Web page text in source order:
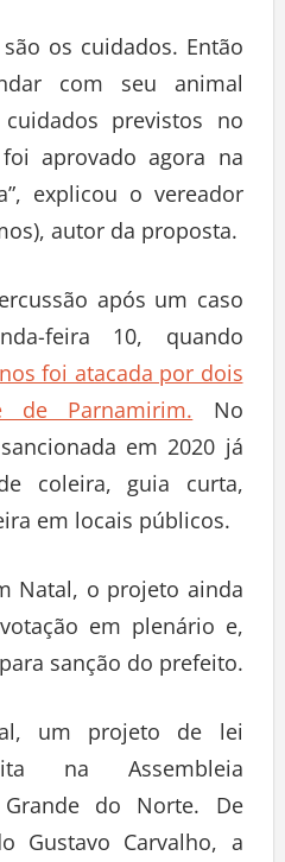
os cuidados. Então
com seu animal
previstos no
aprovado agora na
explicou o vereador
autor da proposta.
após um caso
feira 10, quando
foi atacada por dois
de Parnamirim.No
em 2020 já
coleira, guia curta,
em locais públicos.
Natal, o projeto ainda
em plenário e,
sanção do prefeito.
um projeto de lei
na Assembleia
do Norte. De
Gustavo Carvalho, a